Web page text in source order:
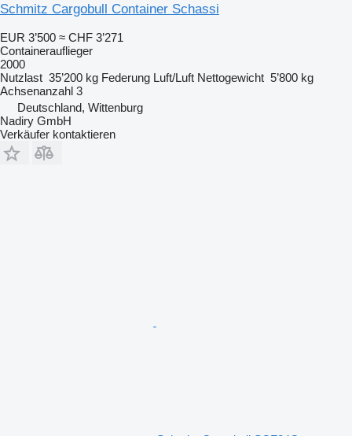
Schmitz Cargobull Container Schassi
EUR 3’500 ≈ CHF 3’271
Containerauflieger
2000
Nutzlast 35’200 kg Federung Luft/Luft Nettogewicht 5’800 kg
Achsenanzahl 3
Deutschland, Wittenburg
Nadiry GmbH
Verkäufer kontaktieren